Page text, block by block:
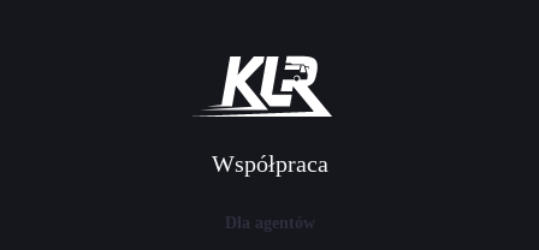
Współpraca
Dla agentów